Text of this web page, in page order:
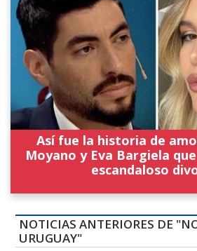
Así fue la historia de
Moyano y Eva Bargiela
escandaloso
NOTICIAS ANTERIORES DE
URUGUAY"